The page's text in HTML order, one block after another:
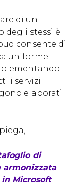
di un
degli stessi è
consente di
uniforme
i servizi
elaborati
di
armonizzata
Microsoft